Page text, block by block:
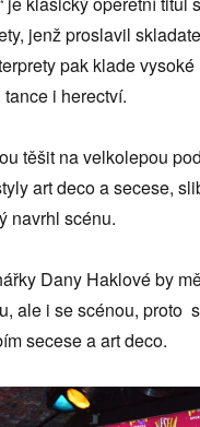
jenž proslavil
pak klade vysoké
i herectví.
těšit na velkolepou
art deco a secese,
navrhl scénu.
Dany Haklové by
ale i se scénou, proto
secese a art deco.